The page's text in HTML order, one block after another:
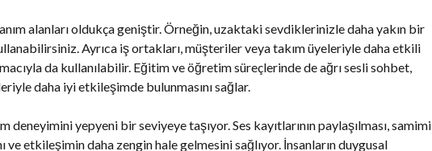
alanları oldukça geniştir. Örneğin, uzaktaki sevdiklerinizle daha yakın bir
Ayrıca iş ortakları, müşteriler veya takım üyeleriyle daha etkili
da kullanılabilir. Eğitim ve öğretim süreçlerinde de ağrı sesli sohbet,
daha iyi etkileşimde bulunmasını sağlar.
deneyimini yepyeni bir seviyeye taşıyor. Ses kayıtlarının paylaşılması, samimi
ve etkileşimin daha zengin hale gelmesini sağlıyor. İnsanların duygusal